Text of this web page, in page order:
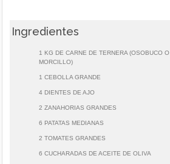
Ingredientes
1 KG DE CARNE DE TERNERA (OSOBUCO O
MORCILLO)
1 CEBOLLA GRANDE
4 DIENTES DE AJO
2 ZANAHORIAS GRANDES
6 PATATAS MEDIANAS
2 TOMATES GRANDES
6 CUCHARADAS DE ACEITE DE OLIVA